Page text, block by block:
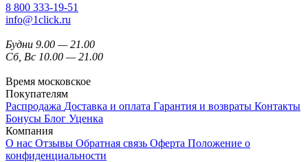
8 800 333-19-51
info@1click.ru
Будни 9.00 — 21.00
Сб, Вс 10.00 — 21.00
Время московское
Покупателям
Распродажа Доставка и оплата Гарантия и возвраты Контакты
Бонусы Блог Уценка
Компания
О нас Отзывы Обратная связь Оферта Положение о
конфиденциальности